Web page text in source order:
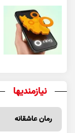
نیازمندیها
رمان عاشقانه